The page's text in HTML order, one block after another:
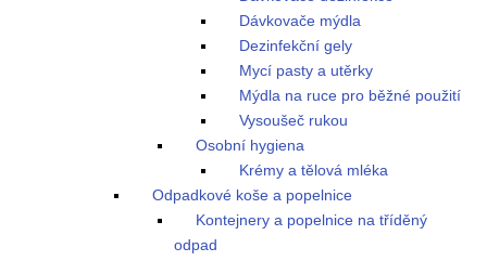
Dávkovače mýdla
Dezinfekční gely
Mycí pasty a utěrky
Mýdla na ruce pro běžné použití
Vysoušeč rukou
Osobní hygiena
Krémy a tělová mléka
Odpadkové koše a popelnice
Kontejnery a popelnice na tříděný
odpad